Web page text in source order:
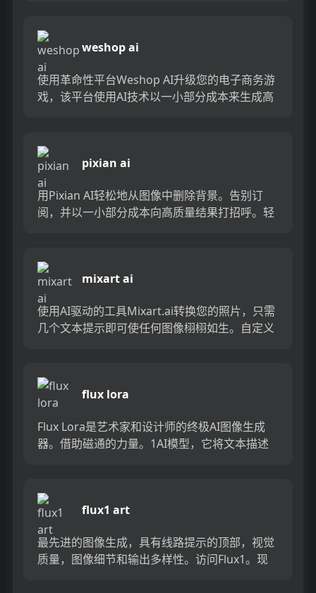
weshop ai
使用革命性平台Weshop AI升级您的电子商务游
戏，该平台使用AI技术以一小部分成本来生成高
pixian ai
用Pixian AI轻松地从图像中删除背景。告别订
阅，并以一小部分成本向高质量结果打招呼。轻
mixart ai
使用AI驱动的工具Mixart.ai转换您的照片，只需
几个文本提示即可使任何图像栩栩如生。自定义
flux lora
Flux Lora是艺术家和设计师的终极AI图像生成
器。借助磁通的力量。1AI模型，它将文本描述
flux1 art
最先进的图像生成，具有线路提示的顶部，视觉
质量，图像细节和输出多样性。访问Flux1。现